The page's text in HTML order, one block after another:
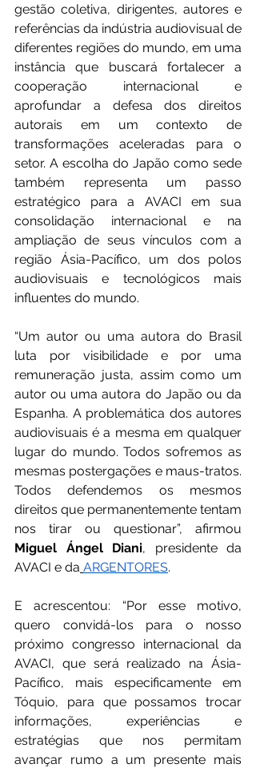
gestão coletiva, dirigentes, autores e
referências da indústria audiovisual de
diferentes regiões do mundo, em uma
instância que buscará fortalecer a
cooperação internacional e
aprofundar a defesa dos direitos
autorais em um contexto de
transformações aceleradas para o
setor. A escolha do Japão como sede
também representa um passo
estratégico para a AVACI em sua
consolidação internacional e na
ampliação de seus vínculos com a
região Ásia-Pacífico, um dos polos
audiovisuais e tecnológicos mais
influentes do mundo.
“Um autor ou uma autora do Brasil
luta por visibilidade e por uma
remuneração justa, assim como um
autor ou uma autora do Japão ou da
Espanha. A problemática dos autores
audiovisuais é a mesma em qualquer
lugar do mundo. Todos sofremos as
mesmas postergações e maus-tratos.
Todos defendemos os mesmos
direitos que permanentemente tentam
Miguel Ángel Diani, presidente da
AVACI e da ARGENTORES.
E acrescentou: “Por esse motivo,
quero convidá-los para o nosso
próximo congresso internacional da
AVACI, que será realizado na Ásia-
Pacífico, mais especificamente em
Tóquio, para que possamos trocar
informações, experiências e
estratégias que nos permitam
avançar rumo a um presente mais